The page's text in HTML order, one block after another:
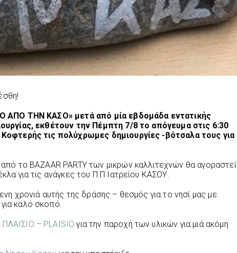
ΑΠΟ ΤΗΝ ΚΑΣΟ» μετά από μία εβδομάδα εντατικής
εκθέτουν την Πέμπτη 7/8 το απόγευμα στις 6:30
τις πολύχρωμες δημιουργίες -βότσαλα τους για
το BAZAAR PARTY των μικρών καλλιτεχνών θα αγοραστεί
για τις ανάγκες του Π.Π Ιατρείου ΚΑΣΟΥ.
χρονιά αυτής της δράσης – θεσμός για το νησί μας με
καλό σκοπό.
ΠΛΑΙΣΙΟ – PLAISIO για την παροχή των υλικών για μιά ακόμη